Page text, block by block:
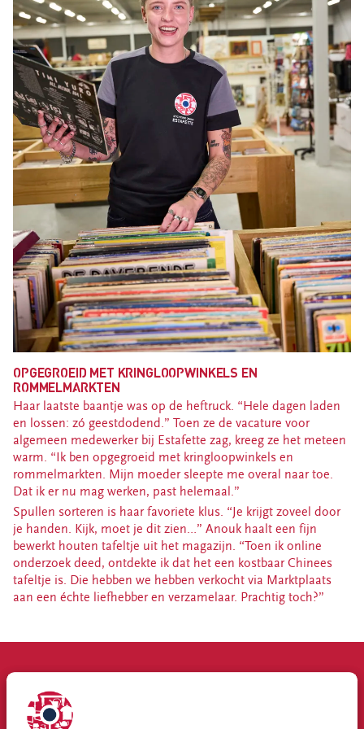
CONTACT
klantenservice
ma-vr 09.00 tot 17.00 uur
info@estafetterecyclewinkels.nl
058 234 76 00
Word donateur
OPGEGROEID MET KRINGLOOPWINKELS EN
ROMMELMARKTEN
Haar laatste baantje was op de heftruck. “Hele dagen laden
en lossen: zó geestdodend.” Toen ze de vacature voor
algemeen medewerker bij Estafette zag, kreeg ze het meteen
warm. “Ik ben opgegroeid met kringloopwinkels en
rommelmarkten. Mijn moeder sleepte me overal naar toe.
Dat ik er nu mag werken, past helemaal.”
Spullen sorteren is haar favoriete klus. “Je krijgt zoveel door
je handen. Kijk, moet je dit zien…” Anouk haalt een fijn
bewerkt houten tafeltje uit het magazijn. “Toen ik online
onderzoek deed, ontdekte ik dat het een kostbaar Chinees
tafeltje is. Die hebben we hebben verkocht via Marktplaats
aan een échte liefhebber en verzamelaar. Prachtig toch?”